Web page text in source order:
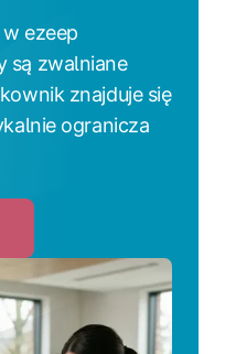
ezeep
są zwalniane
znajduje się
ogranicza
Pull